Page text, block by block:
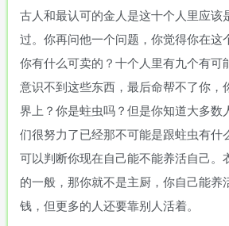
古人和最认可的金人是这十个人里应该
过。你再问他一个问题，你觉得你在这
你有什么可卖的？十个人里有九个有可
意识不到这些东西，最后命帮不了你，
界上？你是蛀虫吗？但是你知道大多数
们很努力了已经那不可能是跟蛀虫有什
可以判断你现在自己能不能养活自己。
的一般，那你就不是主厨，你自己能养
钱，但更多的人还要靠别人活着。